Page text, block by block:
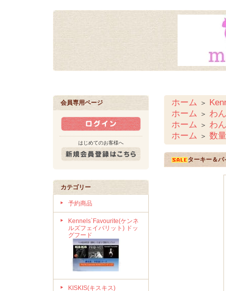
会員専用ページ
はじめてのお客様へ
カテゴリー
予約商品
Kennels`Favourite(ケンネ
ルズフェイバリット) ドッ
グフード
KISKIS(キスキス)
ホーム ＞
ホーム ＞ わ
ホーム ＞ わ
ホーム ＞ 数
ターキー＆